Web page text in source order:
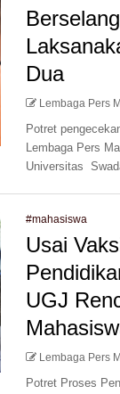
Dua
Lembaga Pers
Potret
Lembaga Pers
Universitas
#mahasiswa
Usai
UGJ
Lembaga Pers
Potret Proses